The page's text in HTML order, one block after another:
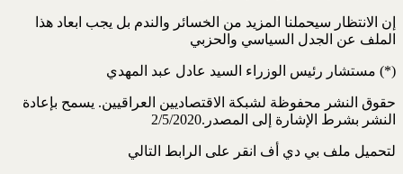
إن الانتظار سيحملنا المزيد من الخسائر والندم بل يجب ابعاد هذا
الملف عن الجدل السياسي والحزبي
(*) مستشار رئيس الوزراء السيد عادل عبد المهدي
حقوق النشر محفوظة لشبكة الاقتصاديين العراقيين. يسمح بإعادة
النشر بشرط الإشارة إلى المصدر.2/5/2020
لتحميل ملف بي دي أف انقر على الرابط التالي